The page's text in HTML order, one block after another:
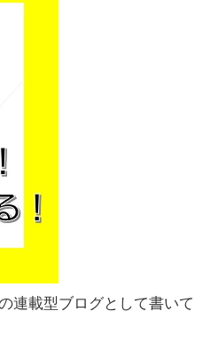
連載型ブログとして書いて